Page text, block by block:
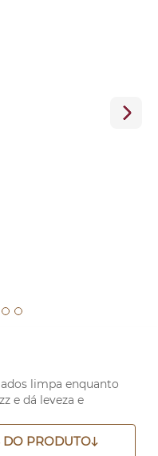
limpa enquanto
e dá leveza e
DO PRODUTO